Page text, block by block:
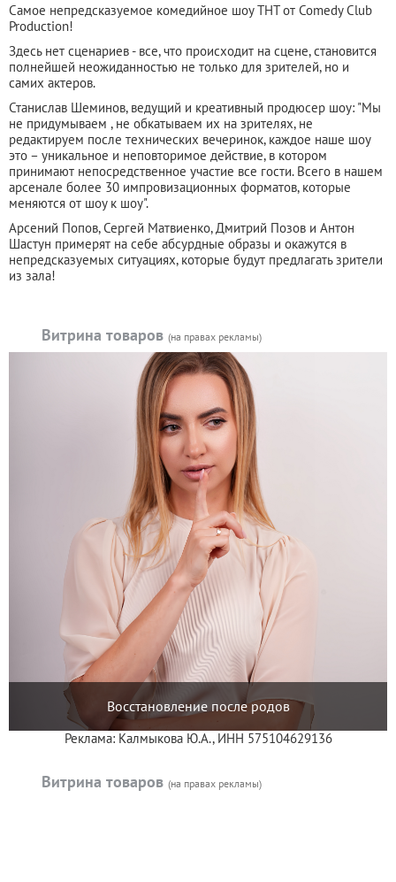
Самое непредсказуемое комедийное шоу ТНТ от Comedy Club
Production!
Здесь нет сценариев - все, что происходит на сцене, становится
полнейшей неожиданностью не только для зрителей, но и
самих актеров.
Станислав Шеминов, ведущий и креативный продюсер шоу: "Мы
не придумываем , не обкатываем их на зрителях, не
редактируем после технических вечеринок, каждое наше шоу
это – уникальное и неповторимое действие, в котором
принимают непосредственное участие все гости. Всего в нашем
арсенале более 30 импровизационных форматов, которые
меняются от шоу к шоу".
Арсений Попов, Сергей Матвиенко, Дмитрий Позов и Антон
Шастун примерят на себе абсурдные образы и окажутся в
непредсказуемых ситуациях, которые будут предлагать зрители
из зала!
Витрина товаров (на правах рекламы)
Восстановление после родов
Реклама: Калмыкова Ю.А., ИНН 575104629136
Витрина товаров (на правах рекламы)